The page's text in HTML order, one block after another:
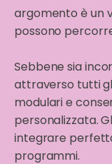
argomento è un
possono
Sebbene sia
attraverso tutti
modulari e
personalizzata.
integrare
programmi.